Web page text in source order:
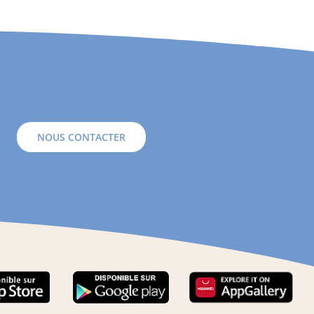
NOUS CONTACTER